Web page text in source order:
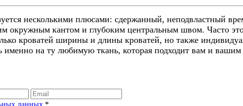
несколькими плюсами: сдержанный, неподвластный
окружным кантом и глубоким центральным швом. Часто
кроватей ширины и длины кроватей, но также
именно на ту любимую ткань, которая подходит вам и
данных *